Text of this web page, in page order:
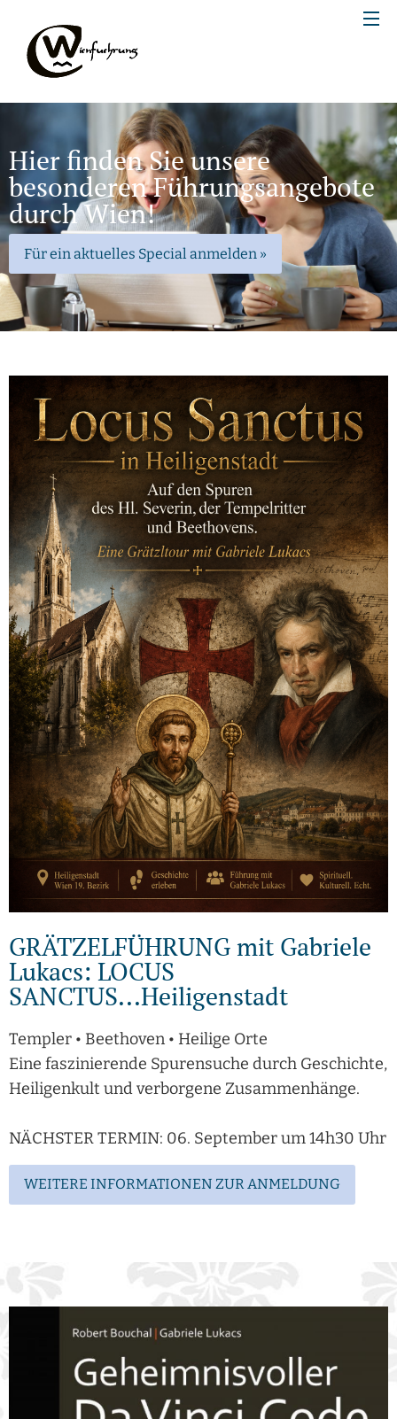
Hier finden Sie unsere
besonderen Führungsangebote
durch Wien!
Für ein aktuelles Special anmelden »
GRÄTZELFÜHRUNG mit Gabriele
Lukacs: LOCUS
SANCTUS...Heiligenstadt
Templer • Beethoven • Heilige Orte
Eine faszinierende Spurensuche durch Geschichte,
Heiligenkult und verborgene Zusammenhänge.
NÄCHSTER TERMIN: 06. September um 14h30 Uhr
WEITERE INFORMATIONEN ZUR ANMELDUNG